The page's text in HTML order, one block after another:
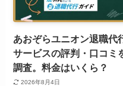
あおぞらユニオン退職代
サービスの評判・口コミ
調査。料金はいくら？
2026年8月4日